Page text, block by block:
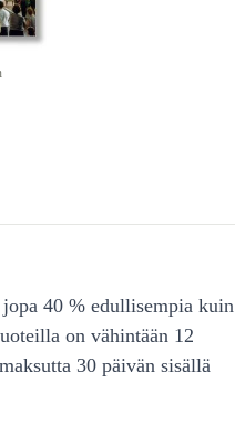
40 % edullisempia kuin
on vähintään 12
30 päivän sisällä